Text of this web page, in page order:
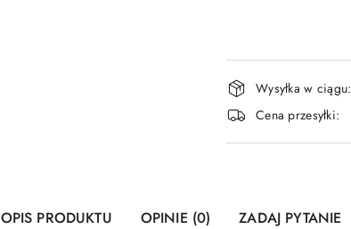
Dostępność
i
dostawa
Wysyłka w ciągu:
Cena przesyłki:
OPIS PRODUKTU OPINIE (0) ZADAJ PYTANIE